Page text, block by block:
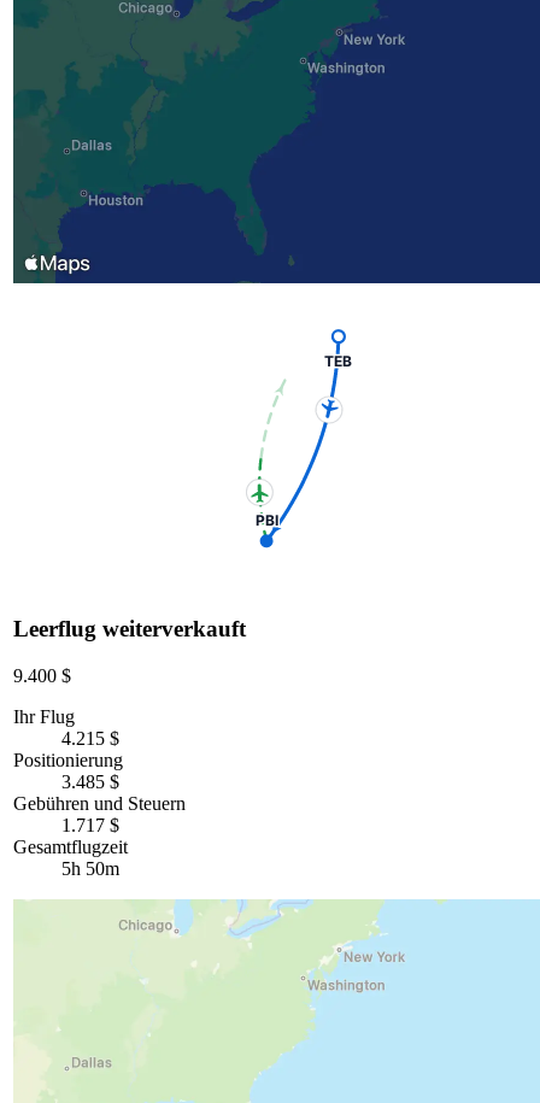
TEB
PBI
Leerflug weiterverkauft
9.400 $
Ihr Flug
4.215 $
Positionierung
3.485 $
Gebühren und Steuern
1.717 $
Gesamtflugzeit
5h 50m